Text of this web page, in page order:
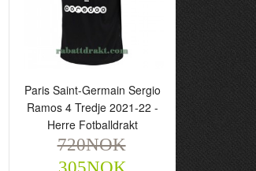
720NOK 305NOK
Paris Saint-Germain Sergio
Ramos 4 Tredje 2021-22 -
Herre Fotballdrakt
720NOK